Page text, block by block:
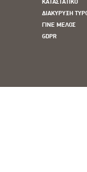
ΚΑΤΑΣΤΑΤΙΚΟ
ΔΙΑΚΥΡΥΞΗ
ΓΙΝΕ ΜΕΛΟΣ
GDPR